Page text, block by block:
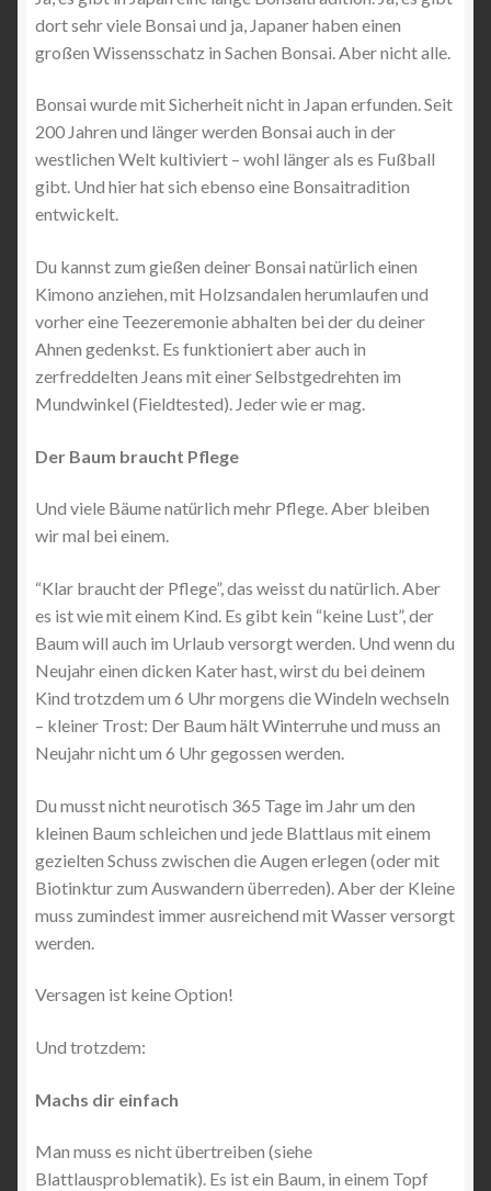
dort sehr viele Bonsai und ja, Japaner haben einen
großen Wissensschatz in Sachen Bonsai. Aber nicht alle.
Bonsai wurde mit Sicherheit nicht in Japan erfunden. Seit
200 Jahren und länger werden Bonsai auch in der
westlichen Welt kultiviert – wohl länger als es Fußball
gibt. Und hier hat sich ebenso eine Bonsaitradition
entwickelt.
Du kannst zum gießen deiner Bonsai natürlich einen
Kimono anziehen, mit Holzsandalen herumlaufen und
vorher eine Teezeremonie abhalten bei der du deiner
Ahnen gedenkst. Es funktioniert aber auch in
zerfreddelten Jeans mit einer Selbstgedrehten im
Mundwinkel (Fieldtested). Jeder wie er mag.
Der Baum braucht Pflege
Und viele Bäume natürlich mehr Pflege. Aber bleiben
wir mal bei einem.
“Klar braucht der Pflege”, das weisst du natürlich. Aber
es ist wie mit einem Kind. Es gibt kein “keine Lust”, der
Baum will auch im Urlaub versorgt werden. Und wenn du
Neujahr einen dicken Kater hast, wirst du bei deinem
Kind trotzdem um 6 Uhr morgens die Windeln wechseln
– kleiner Trost: Der Baum hält Winterruhe und muss an
Neujahr nicht um 6 Uhr gegossen werden.
Du musst nicht neurotisch 365 Tage im Jahr um den
kleinen Baum schleichen und jede Blattlaus mit einem
gezielten Schuss zwischen die Augen erlegen (oder mit
Biotinktur zum Auswandern überreden). Aber der Kleine
muss zumindest immer ausreichend mit Wasser versorgt
werden.
Versagen ist keine Option!
Und trotzdem:
Machs dir einfach
Man muss es nicht übertreiben (siehe
Blattlausproblematik). Es ist ein Baum, in einem Topf